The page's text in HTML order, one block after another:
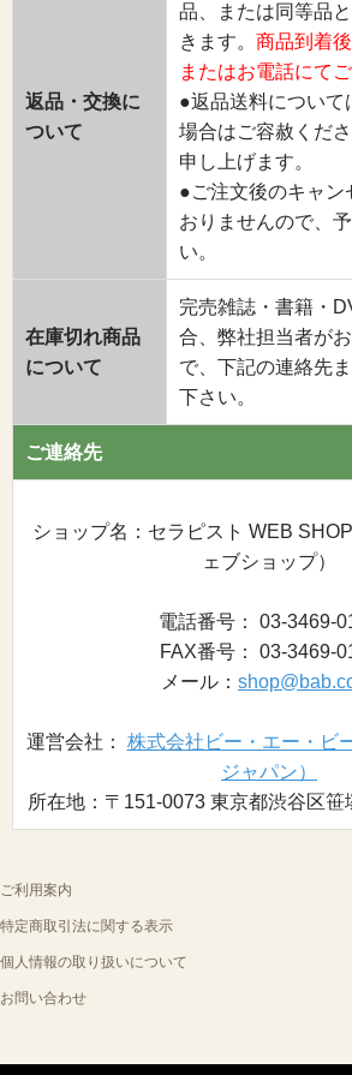
返品・交換に
ついて
品、または同等品
きます。 商品到着
またはお電話にて
●返品送料について
場合はご容赦くだ
申し上げます。
●ご注文後のキャン
おりませんので、
い。
在庫切れ商品
について
完売雑誌・書籍・
合、弊社担当者が
で、下記の連絡先
下さい。
ご連絡先
ショップ名：セラピスト WEB
ェブショップ）
電話番号： 03-3469-
FAX番号： 03-3469-
メール：
運営会社： 株式会社ビー・エー・ビ
ジャパン）
所在地：〒151-0073 東京都渋谷区笹
ご利用案内
特定商取引法に関する表示
個人情報の取り扱いについて
お問い合わせ